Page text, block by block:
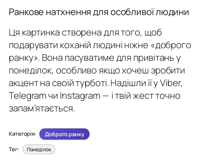
Ранкове натхнення для особливої людини
Ця картинка створена для того, щоб
подарувати коханій людині ніжне «доброго
ранку». Вона пасуватиме для привітань у
понеділок, особливо якщо хочеш зробити
акцент на своїй турботі. Надішли її у Viber,
Telegram чи Instagram — і твій жест точно
запам’ятається.
Категорія: Доброго ранку
Тег: Понеділок